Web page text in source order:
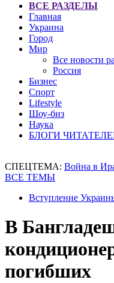
ВСЕ РАЗДЕЛЫ
Главная
Украина
Город
Мир
Все новости
Россия
Бизнес
Спорт
Lifestyle
Шоу-биз
Наука
БЛОГИ
СПЕЦТЕМА: Война в
ВСЕ ТЕМЫ
Вступление
В
погибших